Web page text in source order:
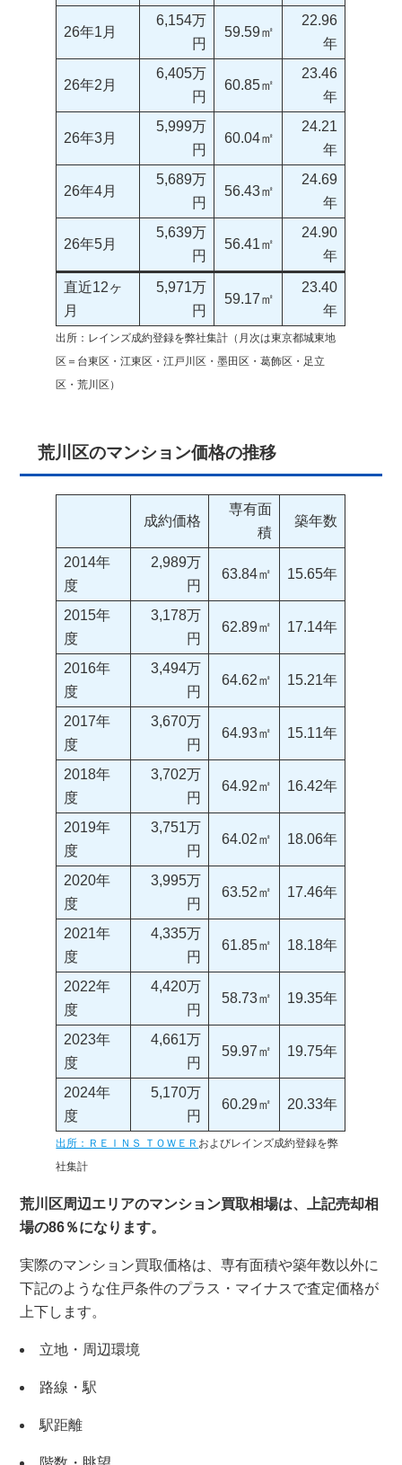
26年1月
6,154万
円
59.59㎡
22.96
年
26年2月
6,405万
円
60.85㎡
23.46
年
26年3月
5,999万
円
60.04㎡
24.21
年
26年4月
5,689万
円
56.43㎡
24.69
年
26年5月
5,639万
円
56.41㎡
24.90
年
直近12ヶ
月
5,971万
円
59.17㎡
23.40
年
出所：レインズ成約登録を弊社集計（月次は東京都城東地
区＝台東区・江東区・江戸川区・墨田区・葛飾区・足立
区・荒川区）
荒川区のマンション価格の推移
成約価格
専有面
積
築年数
2014年
度
2,989万
円
63.84㎡ 15.65年
2015年
度
3,178万
円
62.89㎡ 17.14年
2016年
度
3,494万
円
64.62㎡ 15.21年
2017年
度
3,670万
円
64.93㎡ 15.11年
2018年
度
3,702万
円
64.92㎡ 16.42年
2019年
度
3,751万
円
64.02㎡ 18.06年
2020年
度
3,995万
円
63.52㎡ 17.46年
2021年
度
4,335万
円
61.85㎡ 18.18年
2022年
度
4,420万
円
58.73㎡ 19.35年
2023年
度
4,661万
円
59.97㎡ 19.75年
2024年
度
5,170万
円
60.29㎡ 20.33年
出所：ＲＥＩＮＳ ＴＯＷＥＲ およびレインズ成約登録を弊
社集計
荒川区周辺エリアのマンション買取相場は、上記売却相
場の86％になります。
実際のマンション買取価格は、専有面積や築年数以外に
下記のような住戸条件のプラス・マイナスで査定価格が
上下します。
立地・周辺環境
路線・駅
駅距離